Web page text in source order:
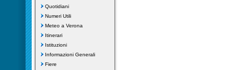
Quotidiani
Numeri Utili
Meteo a Verona
Itinerari
Istituzioni
Informazioni Generali
Fiere